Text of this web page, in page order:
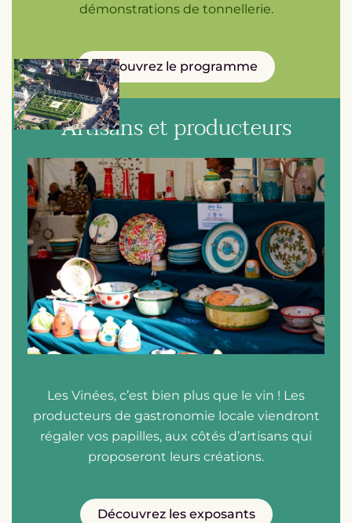
démonstrations de tonnellerie.
Découvrez le programme
Artisans et producteurs
Les Vinées, c’est bien plus que le vin ! Les
producteurs de gastronomie locale viendront
régaler vos papilles, aux côtés d’artisans qui
proposeront leurs créations.
Découvrez les exposants